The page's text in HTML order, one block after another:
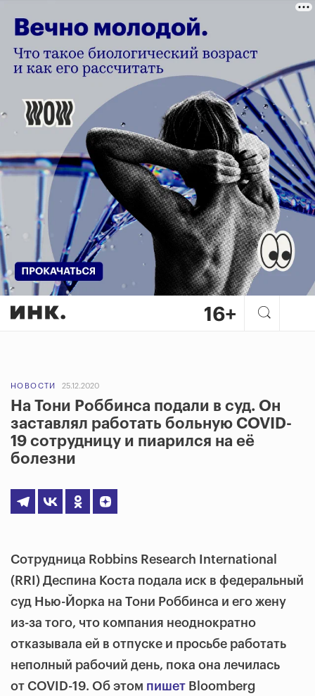
НОВОСТИ 25.12.2020
На Тони Роббинса подали в суд. Он
заставлял работать больную COVID-
19 сотрудницу и пиарился на её
болезни
Сотрудница Robbins Research International
(RRI) Деспина Коста подала иск в федеральный
суд Нью-Йорка на Тони Роббинса и его жену
из-за того, что компания неоднократно
отказывала ей в отпуске и просьбе работать
неполный рабочий день, пока она лечилась
от COVID-19. Об этом пишет Bloomberg